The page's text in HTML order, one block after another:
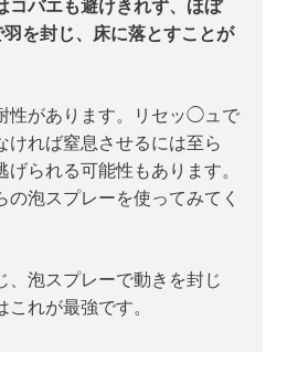
コバエも避けきれず、ほぼ
を封じ、床に落とすことが
性があります。リセッ◯ュで
ければ窒息させるには至ら
られる可能性もあります。
泡スプレーを使ってみてく
泡スプレーで動きを封じ
れが最強です。